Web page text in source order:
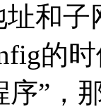
址和
的
”，